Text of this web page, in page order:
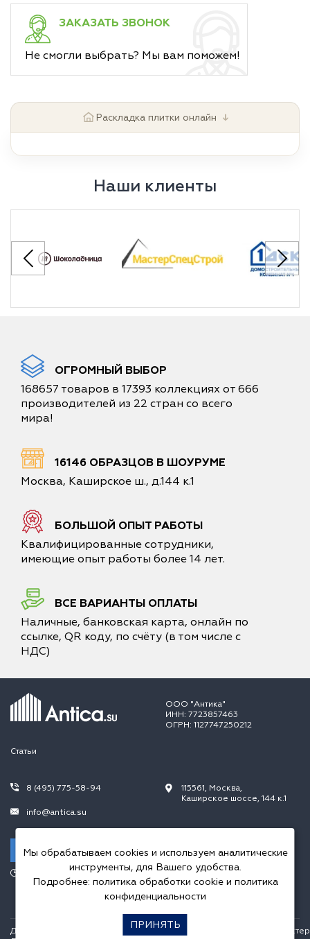
ЗАКАЗАТЬ ЗВОНОК
Не смогли выбрать? Мы вам поможем!
Раскладка плитки онлайн ↓
Наши клиенты
ОГРОМНЫЙ ВЫБОР
168657 товаров в 17393 коллекциях от 666
производителей из 22 стран со всего
мира!
16146 ОБРАЗЦОВ В ШОУРУМЕ
Москва, Каширское ш., д.144 к.1
БОЛЬШОЙ ОПЫТ РАБОТЫ
Квалифицированные сотрудники,
имеющие опыт работы более 14 лет.
ВСЕ ВАРИАНТЫ ОПЛАТЫ
Наличные, банковская карта, онлайн по
ссылке, QR коду, по счёту (в том числе с
НДС)
ООО "Антика"
ИНН: 7723857463
ОГРН: 1127747250212
Статьи
8 (495) 775-58-94
info@antica.su
Заказать звонок
115561, Москва,
Каширское шоссе, 144 к.1
Пн.-Пт. 10.00-20.00,
Сб.-Вс. 10.00-18.00
Данный интернет сайт носит исключительно информационный
Мы обрабатываем cookies и используем аналитические
инструменты, для Вашего удобства.
Подробнее: политика обработки cookieи политика
конфиденциальности
ПРИНЯТЬ